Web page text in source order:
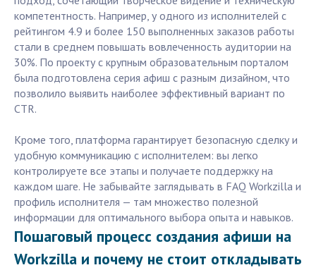
компетентность. Например, у одного из исполнителей с
рейтингом 4.9 и более 150 выполненных заказов работы
стали в среднем повышать вовлеченность аудитории на
30%. По проекту с крупным образовательным порталом
была подготовлена серия афиш с разным дизайном, что
позволило выявить наиболее эффективный вариант по
CTR.
Кроме того, платформа гарантирует безопасную сделку и
удобную коммуникацию с исполнителем: вы легко
контролируете все этапы и получаете поддержку на
каждом шаге. Не забывайте заглядывать в FAQ Workzilla и
профиль исполнителя — там множество полезной
информации для оптимального выбора опыта и навыков.
Пошаговый процесс создания афиши на
Workzilla и почему не стоит откладывать